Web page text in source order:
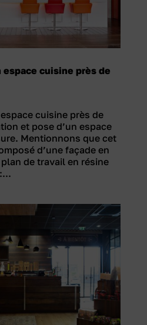
espace cuisine près de
cuisine près de
et pose d’un espace
Mentionnons que cet
d’une façade en
de travail en résine